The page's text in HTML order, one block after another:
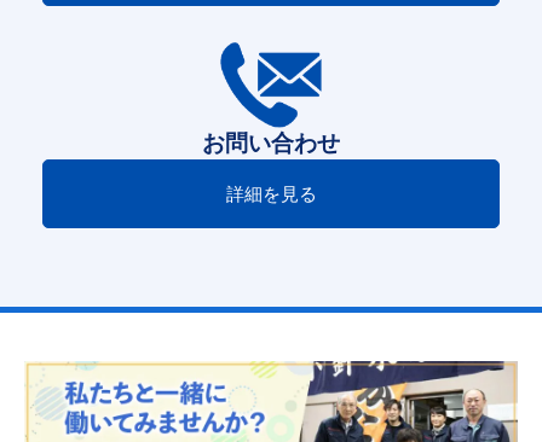
お問い合わせ
詳細を見る